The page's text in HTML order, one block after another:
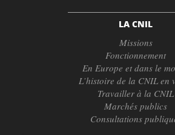
LA CNIL
Missions
Fonctionnement
En Europe et dans le
L’histoire de la CNIL en
Travailler à la CNIL
Marchés publics
Consultations